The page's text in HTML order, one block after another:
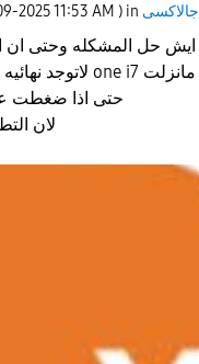
202511:53 AM ) in
لان